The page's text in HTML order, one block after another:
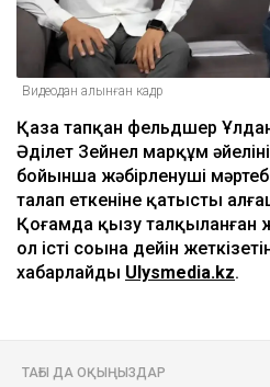
Видеодан алынған кадр
Қаза тапқан фельдшер
Әділет Зейнел марқұм
бойынша жәбірленуші
талап еткеніне қатысты
Қоғамда қызу талқыланған
ол істі соңына дейін
хабарлайды Ulysmedia.kz.
ТАҒЫ ДА ОҚЫҢЫЗДАР